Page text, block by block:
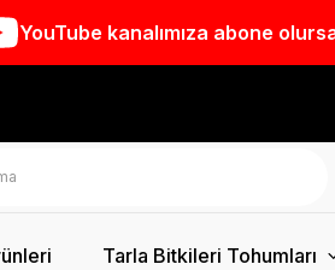
YouTube kanalımıza abone
Tarla Bitkileri Tohumları